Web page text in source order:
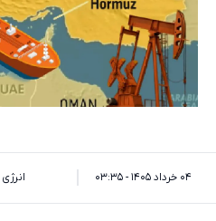
۰۴ خرداد ۱۴۰۵ - ۰۳:۳۵ انرژی